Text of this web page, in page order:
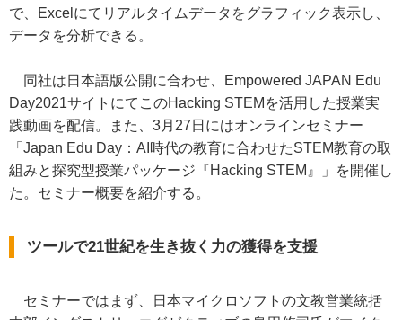
で、Excelにてリアルタイムデータをグラフィック表示し、
データを分析できる。
同社は日本語版公開に合わせ、Empowered JAPAN Edu
Day2021サイトにてこのHacking STEMを活用した授業実
践動画を配信。また、3月27日にはオンラインセミナー
「Japan Edu Day：AI時代の教育に合わせたSTEM教育の取
組みと探究型授業パッケージ『Hacking STEM』」を開催し
た。セミナー概要を紹介する。
ツールで21世紀を生き抜く力の獲得を支援
セミナーではまず、日本マイクロソフトの文教営業統括